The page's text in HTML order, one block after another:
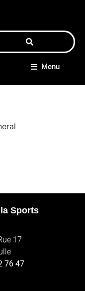
Menu
Sports
17
76 47